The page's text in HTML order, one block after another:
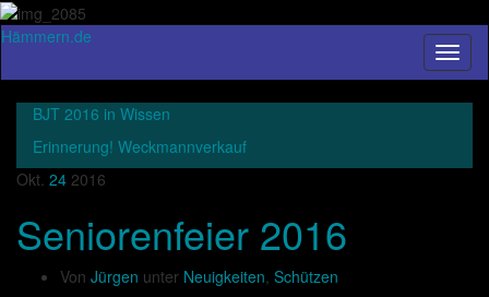
Hämmern.de
BJT 2016 in Wissen
Erinnerung! Weckmannverkauf
Okt. 24 2016
Seniorenfeier 2016
Von Jürgen unter Neuigkeiten, Schützen